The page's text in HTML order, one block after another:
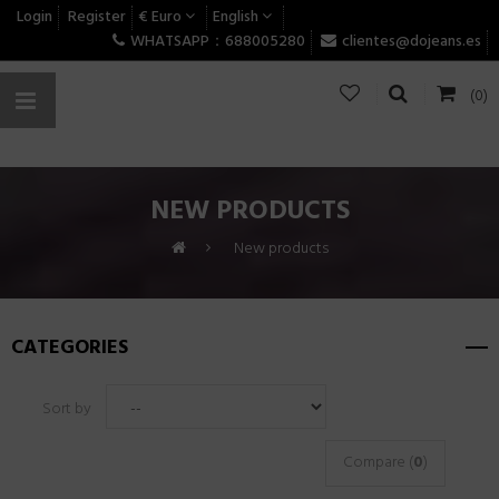
Login Register € Euro
English
WHATSAPP：688005280
clientes@dojeans.es
(0)
NEW PRODUCTS
> New products
CATEGORIES
Sort by
Compare (0)